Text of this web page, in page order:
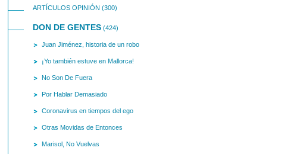
ARTÍCULOS OPINIÓN (300)
DON DE GENTES (424)
Juan Jiménez, historia de un robo
¡Yo también estuve en Mallorca!
No Son De Fuera
Por Hablar Demasiado
Coronavirus en tiempos del ego
Otras Movidas de Entonces
Marisol, No Vuelvas